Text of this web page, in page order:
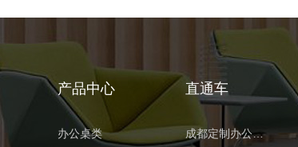
产品中心
办公桌类
直通车
成都定制办公家具